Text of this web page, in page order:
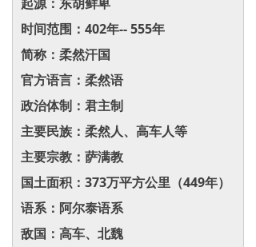
时间范围：402年-- 555年
简称：柔然汗国
官方语言：柔然语
政治体制：君主制
主要民族：柔然人、高车人等
主要宗教：萨满教
国土面积：373万平方公里（449年）
语系：阿尔泰语系
敌国：高车、北魏